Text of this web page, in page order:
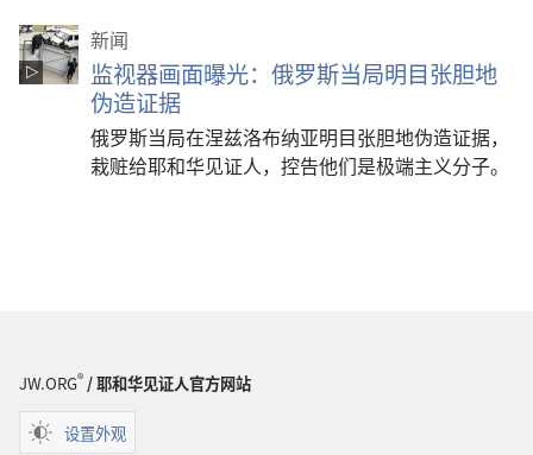
新闻
监视器画面曝光：俄罗斯当局明目张胆地
伪造证据
俄罗斯当局在涅兹洛布纳亚明目张胆地伪造证据，
栽赃给耶和华见证人，控告他们是极端主义分子。
JW.ORG®/ 耶和华见证人官方网站
设置外观